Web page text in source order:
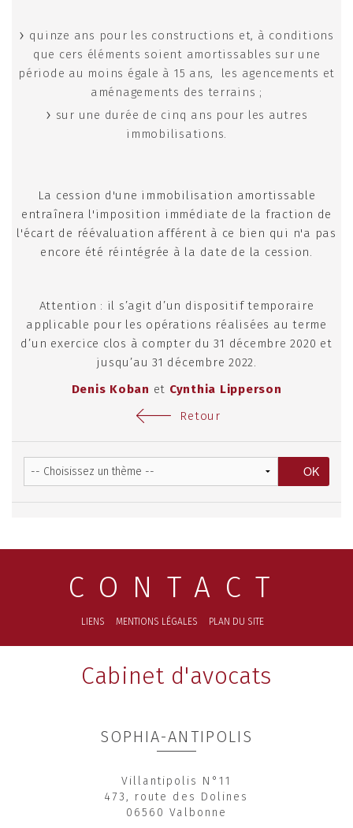
quinze ans pour les constructions et, à conditions
que cers éléments soient amortissables sur une
période au moins égale à 15 ans, les agencements et
aménagements des terrains ;
sur une durée de cinq ans pour les autres
immobilisations.
La cession d'une immobilisation amortissable
entraînera l'imposition immédiate de la fraction de
l'écart de réévaluation afférent à ce bien qui n'a pas
encore été réintégrée à la date de la cession.
Attention : il s’agit d’un dispositif temporaire
applicable pour les opérations réalisées au terme
d’un exercice clos à compter du 31 décembre 2020 et
jusqu’au 31 décembre 2022.
Denis Koban et Cynthia Lipperson
Retour
CONTACT
LIENS MENTIONS LÉGALES PLAN DU SITE
Cabinet d'avocats
SOPHIA-ANTIPOLIS
Villantipolis N°11
473, route des Dolines
06560 Valbonne